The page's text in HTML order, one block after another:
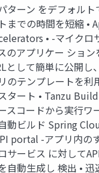
ターン をデフォルト
までの時間を短縮 •
• -マイクロ
のアプリケー ション
として簡単に公開し
のテンプレートを利
タート • Tanzu
スコードから実⾏ワ
動ビルド Spring
portal -アプリ内の
サービス に対して
⾃動⽣成し 検出 •